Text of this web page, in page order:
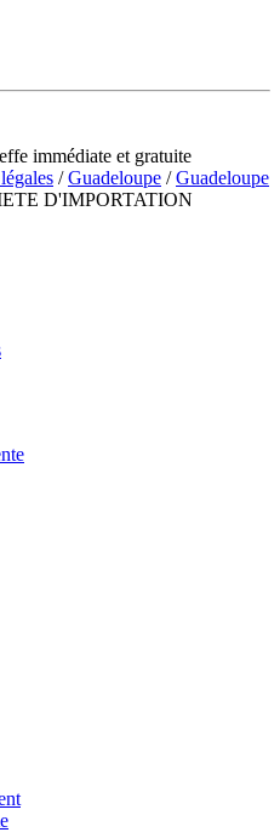
immédiate et gratuite
/Guadeloupe /Guadeloupe
D'IMPORTATION